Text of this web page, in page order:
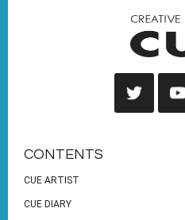
CONTENTS
CUE ARTIST
CUE DIARY